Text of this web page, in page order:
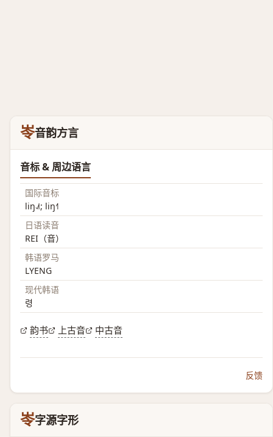
岺音韵方言
音标 & 周边语言
国际音标
liŋ˨˩˦; liŋ˧˥
日语读音
REI（音）
韩语罗马
LYENG
现代韩语
령
韵书 上古音 中古音
反馈
岺字源字形